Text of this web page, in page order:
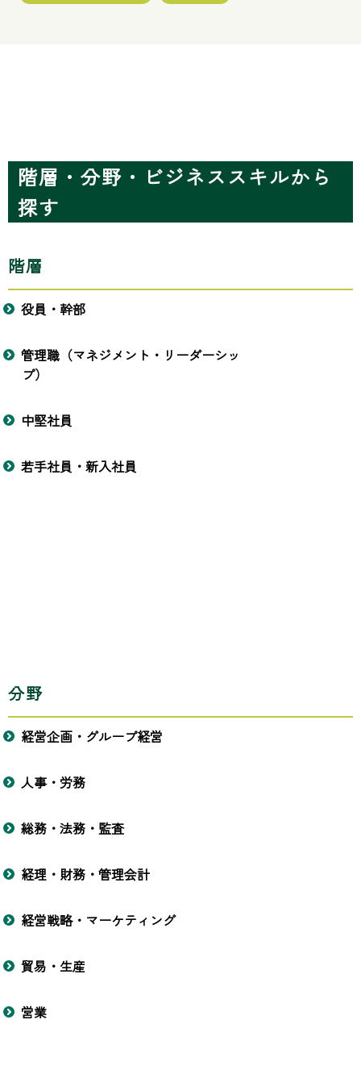
階層・分野・ビジネススキルから
探す
階層
役員・幹部
管理職（マネジメント・リーダーシッ
プ）
中堅社員
若手社員・新入社員
分野
経営企画・グループ経営
人事・労務
総務・法務・監査
経理・財務・管理会計
経営戦略・マーケティング
貿易・生産
営業